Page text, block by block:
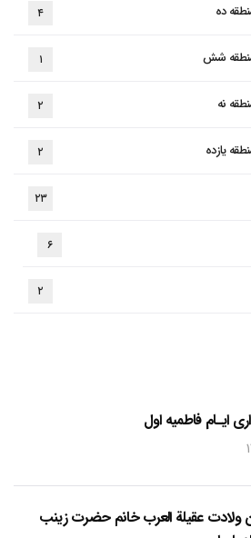
ده ۴
منطقه شش ۱
نه ۲
یازده ۲
۲۳
۶
۲
ایـام فاطمیه اول
عقیلة العرب خانم حضرت زینب